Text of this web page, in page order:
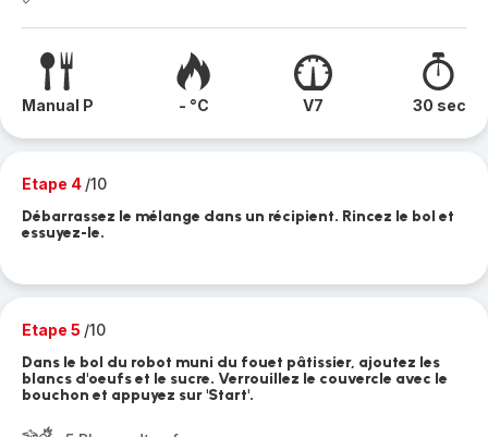
Manual P - °C V7 30 sec
Etape 4 /10
Débarrassez le mélange dans un récipient. Rincez le bol et
essuyez-le.
Etape 5 /10
Dans le bol du robot muni du fouet pâtissier, ajoutez les
blancs d'oeufs et le sucre. Verrouillez le couvercle avec le
bouchon et appuyez sur 'Start'.